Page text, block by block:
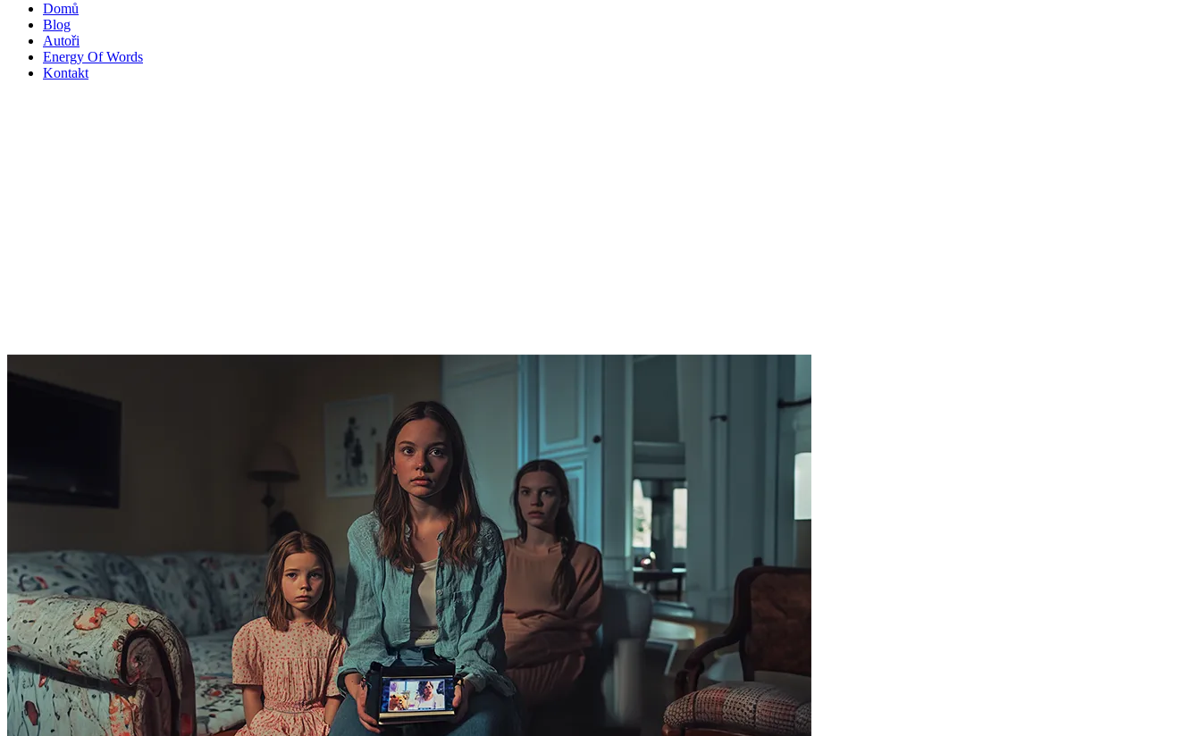
Domů
Blog
Autoři
Energy Of Words
Kontakt